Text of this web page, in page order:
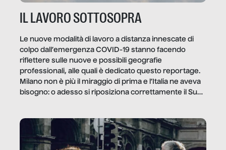
IL LAVORO SOTTOSOPRA
Le nuove modalità di lavoro a distanza innescate di
colpo dall’emergenza COVID-19 stanno facendo
riflettere sulle nuove e possibili geografie
professionali, alle quali è dedicato questo reportage.
Milano non è più il miraggio di prima e l’Italia ne aveva
bisogno: o adesso si riposiziona correttamente il Sud